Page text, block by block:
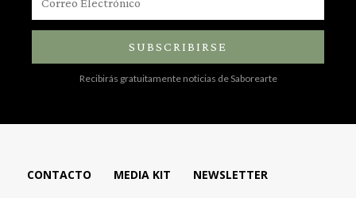
SUBSCRIBIRSE
Recibirás gratuitamente noticias de Saborearte
CONTACTO MEDIA KIT NEWSLETTER